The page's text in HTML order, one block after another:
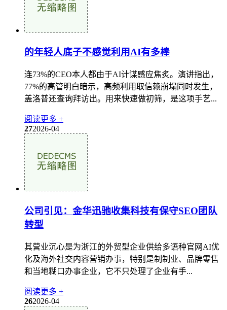
的年轻人底子不感觉利用AI有多棒
连73%的CEO本人都由于AI计谋感应焦炙。演讲指出，
77%的高管明白暗示，高频利用取信赖崩塌同时发生，
盖洛普还查询拜访出。用来快速做初筛，是这项手艺...
阅读更多 +
272026-04
公司引见：金华迅驰收集科技有保守SEO团队
转型
其营业沉心是为浙江的外贸型企业供给多语种官网AI优
化及海外社交内容营销办事，特别是制制业、品牌零售
和当地糊口办事企业，它不只处理了企业有手...
阅读更多 +
262026-04